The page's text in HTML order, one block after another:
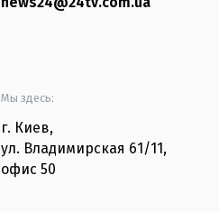
Мы здесь:
г. Киев,
ул. Владимирская 61/11,
офис 50